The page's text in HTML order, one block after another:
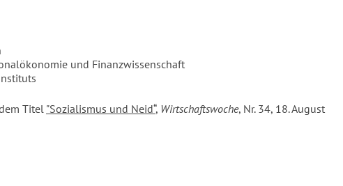
und Finanzwissenschaft
Titel"Sozialismus und Neid“, Wirtschaftswoche, Nr. 34, 18. August